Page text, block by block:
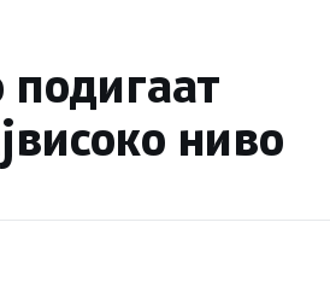
подигаат
ниво